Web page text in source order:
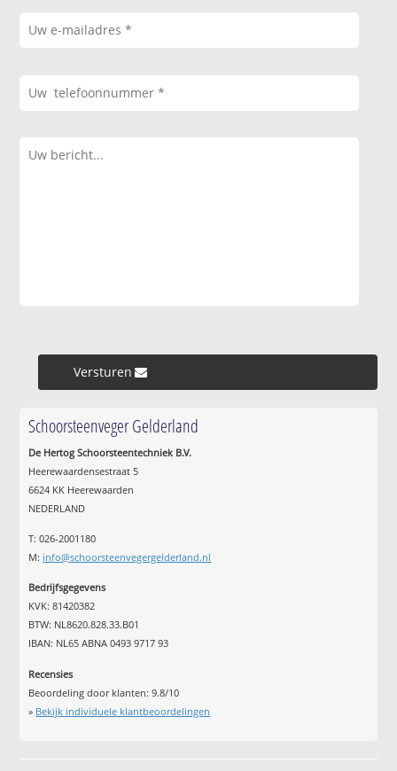
Versturen »
Schoorsteenveger Gelderland
De Hertog Schoorsteentechniek B.V.
Heerewaardensestraat 5
6624 KK Heerewaarden
NEDERLAND
T: 026-2001180
M: info@schoorsteenvegergelderland.nl
Bedrijfsgegevens
KVK: 81420382
BTW: NL8620.828.33.B01
IBAN: NL65 ABNA 0493 9717 93
Recensies
Beoordeling door klanten:9.8/10
» Bekijk individuele klantbeoordelingen